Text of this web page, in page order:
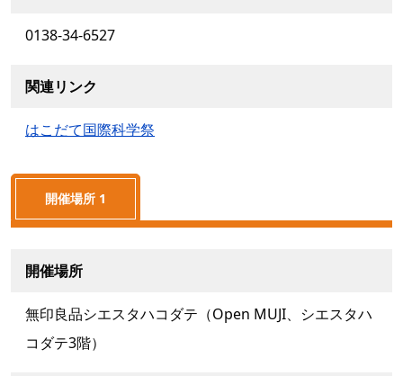
0138-34-6527
関連リンク
はこだて国際科学祭
開催場所 1
開催場所
無印良品シエスタハコダテ（Open MUJI、シエスタハ
コダテ3階）